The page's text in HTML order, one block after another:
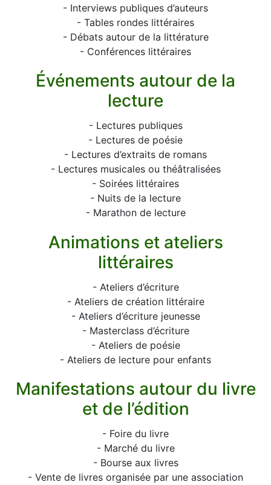
- Interviews publiques d’auteurs
- Tables rondes littéraires
- Débats autour de la littérature
- Conférences littéraires
Événements autour de la
lecture
- Lectures publiques
- Lectures de poésie
- Lectures d’extraits de romans
- Lectures musicales ou théâtralisées
- Soirées littéraires
- Nuits de la lecture
- Marathon de lecture
Animations et ateliers
littéraires
- Ateliers d’écriture
- Ateliers de création littéraire
- Ateliers d’écriture jeunesse
- Masterclass d’écriture
- Ateliers de poésie
- Ateliers de lecture pour enfants
Manifestations autour du livre
et de l’édition
- Foire du livre
- Marché du livre
- Bourse aux livres
- Vente de livres organisée par une association